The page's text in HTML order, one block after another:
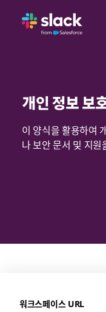
개인 정보 보
이 양식을 활용하여
나 보안 문서 및 지원
워크스페이스 URL